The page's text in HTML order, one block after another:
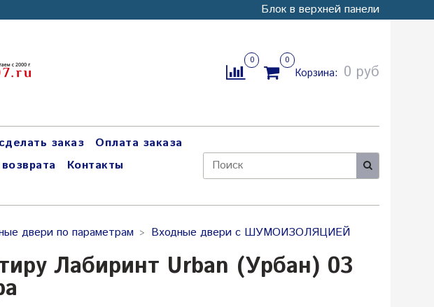
Блок в верхней панели
0 0
Корзина: 0 руб
заказ
Оплата заказа
Контакты
двери по параметрам Входные двери с ШУМОИЗОЛЯЦИЕЙ
Лабиринт Urban (Урбан) 03